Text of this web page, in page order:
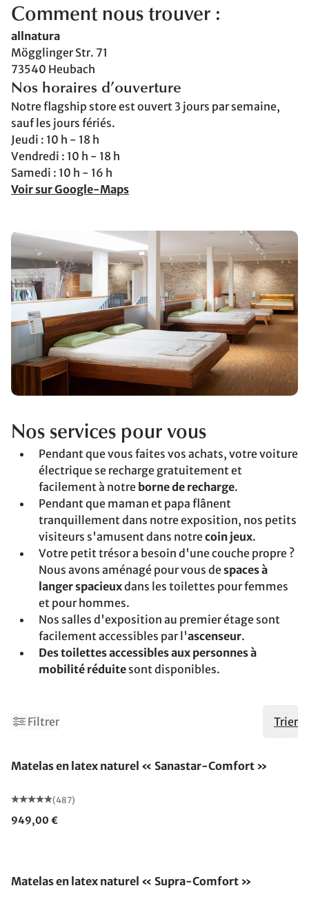
Comment nous trouver :
allnatura
Mögglinger Str. 71
73540 Heubach
Nos horaires d’ouverture
Notre flagship store est ouvert 3 jours par semaine,
sauf les jours fériés.
Jeudi : 10 h - 18 h
Vendredi : 10 h - 18 h
Samedi : 10 h - 16 h
Voir sur Google-Maps
Nos services pour vous
Pendant que vous faites vos achats, votre voiture
électrique se recharge gratuitement et
facilement à notre borne de recharge.
Pendant que maman et papa flânent
tranquillement dans notre exposition, nos petits
visiteurs s'amusent dans notrecoin jeux.
Votre petit trésor a besoin d'une couche propre ?
Nous avons aménagé pour vous despaces à
langer spacieuxdans les toilettes pour femmes
et pour hommes.
Nos salles d'exposition au premier étage sont
facilement accessibles par l'ascenseur.
Des toilettes accessibles aux personnes à
mobilité réduite sont disponibles.
Filtrer Trier
Matelas en latex naturel « Sanastar-Comfort »
(487)
949,00 €
Matelas en latex naturel « Supra-Comfort »
2